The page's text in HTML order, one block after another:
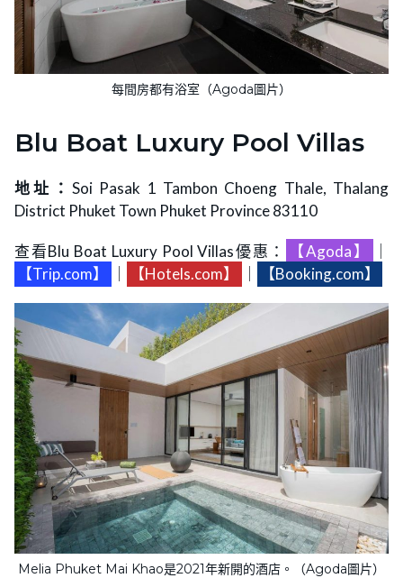
每間房都有浴室（Agoda圖片）
Blu Boat Luxury Pool Villas
地址： Soi Pasak 1 Tambon Choeng Thale, Thalang
District Phuket Town Phuket Province 83110
查看Blu Boat Luxury Pool Villas優惠： 【Agoda】
【Trip.com】
【Hotels.com】 【Booking.com】
Melia Phuket Mai Khao是2021年新開的酒店。（Agoda圖片）